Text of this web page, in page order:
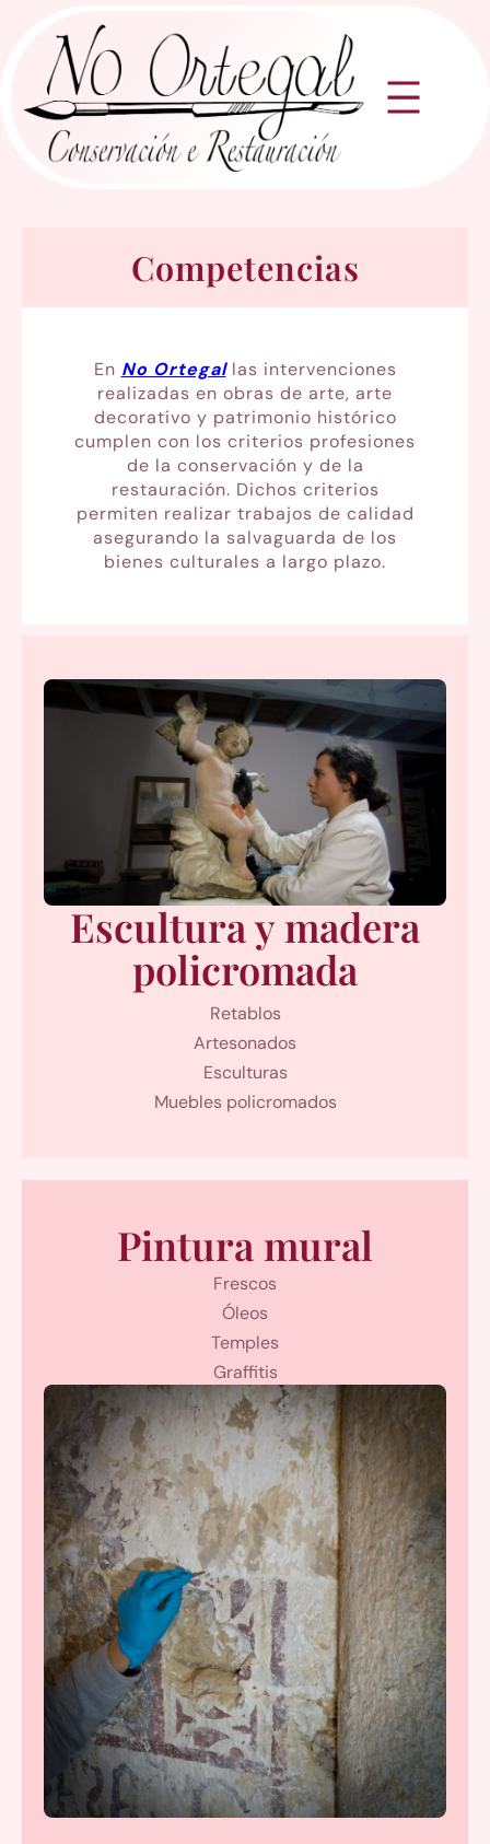
contenido
Competencias
En No Ortegallas intervenciones
realizadas en obras de arte, arte
decorativo y patrimonio histórico
cumplen con los criterios profesiones
de la conservación y de la
restauración. Dichos criterios
permiten realizar trabajos de calidad
asegurando la salvaguarda de los
bienes culturales a largo plazo.
Escultura y madera
policromada
Retablos
Artesonados
Esculturas
Muebles policromados
Pintura mural
Frescos
Óleos
Temples
Graffitis